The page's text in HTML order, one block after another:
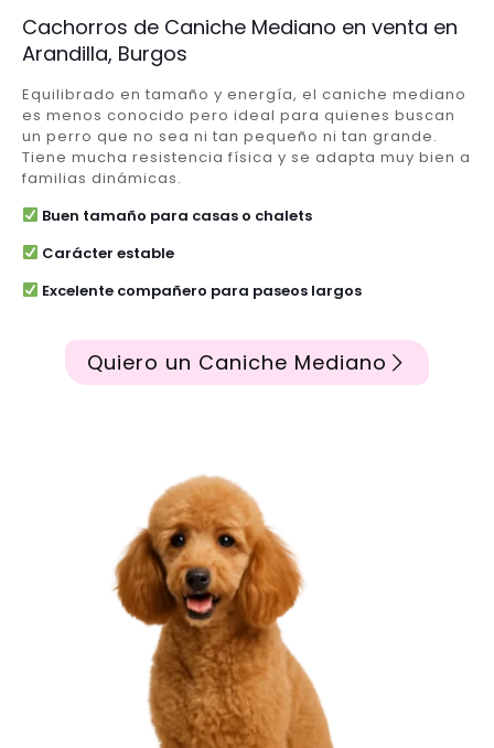
Cachorros de Caniche Mediano en venta en
Arandilla, Burgos
Equilibrado en tamaño y energía, el caniche mediano
es menos conocido pero ideal para quienes buscan
un perro que no sea ni tan pequeño ni tan grande.
Tiene mucha resistencia física y se adapta muy bien a
familias dinámicas.
Buen tamaño para casas o chalets
Carácter estable
Excelente compañero para paseos largos
Quiero un Caniche Mediano